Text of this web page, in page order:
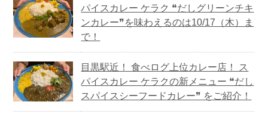
パイスカレー ケラク ❝だしグリーンチキ
ンカレー❞を味わえるのは10/17（木）ま
で！
目黒駅近！ 食べログ上位カレー店！ ス
パイスカレー ケラクの新メニュー ❝だし
スパイスシーフードカレー❞ をご紹介！